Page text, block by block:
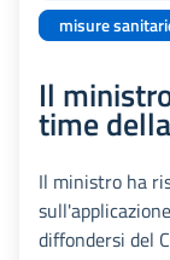
misure
Il
time
Il ministro ha
diffondersi del